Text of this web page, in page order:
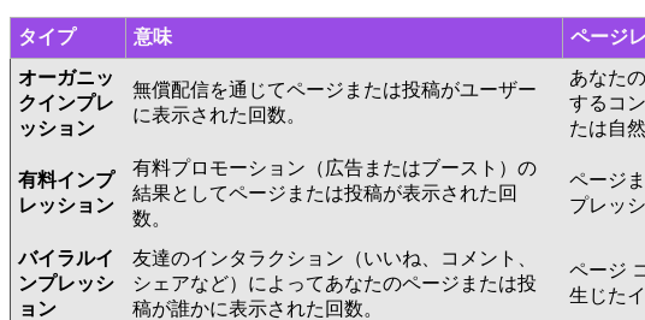
タイプ 意味 ページ
オーガニッ
クインプレ
ッション
無償配信を通じてページまたは投稿がユーザー
に表示された回数。
あなた
するコ
たは自
有料インプ
レッション
有料プロモーション（広告またはブースト）の
結果としてページまたは投稿が表示された回
数。
ページ
プレッ
バイラルイ
ンプレッシ
ョン
友達のインタラクション（いいね、コメント、
シェアなど）によってあなたのページまたは投
稿が誰かに表示された回数。
ページ
生じた